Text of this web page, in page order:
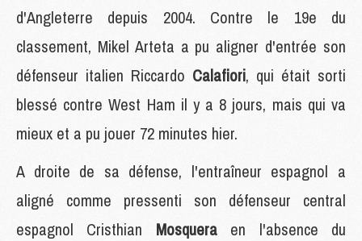
d'Angleterre depuis 2004. Contre le 19e du
classement, Mikel Arteta a pu aligner d'entrée son
défenseur italien Riccardo Calafiori, qui était sorti
blessé contre West Ham il y a 8 jours, mais qui va
mieux et a pu jouer 72 minutes hier.
A droite de sa défense, l'entraîneur espagnol a
aligné comme pressenti son défenseur central
espagnol Cristhian Mosquera en l'absence du